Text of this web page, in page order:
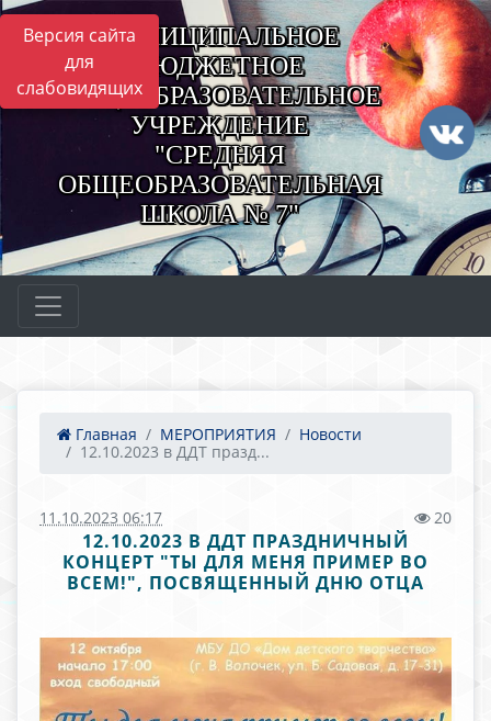
Версия сайта
для
слабовидящих
МУНИЦИПАЛЬНОЕ
БЮДЖЕТНОЕ
ОБЩЕОБРАЗОВАТЕЛЬНОЕ
УЧРЕЖДЕНИЕ
"СРЕДНЯЯ
ОБЩЕОБРАЗОВАТЕЛЬНАЯ
ШКОЛА № 7"
Главная МЕРОПРИЯТИЯ
Новости
12.10.2023 в ДДТ празд...
11.10.2023 06:17 20
12.10.2023 В ДДТ ПРАЗДНИЧНЫЙ
КОНЦЕРТ "ТЫ ДЛЯ МЕНЯ ПРИМЕР ВО
ВСЕМ!", ПОСВЯЩЕННЫЙ ДНЮ ОТЦА